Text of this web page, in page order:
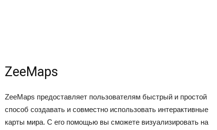
ZeeMaps
ZeeMaps предоставляет пользователям быстрый и простой
способ создавать и совместно использовать интерактивные
карты мира. С его помощью вы сможете визуализировать на